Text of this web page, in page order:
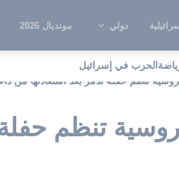
دولي مونديال 2026
الحرب في إسرائيل
تنظم حفلة تدمر بعد استعادتها من
تنظم